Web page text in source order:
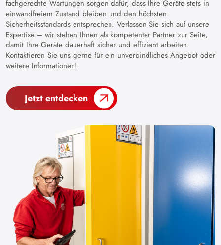
fachgerechte Wartungen sorgen dafür, dass Ihre Geräte stets in
einwandfreiem Zustand bleiben und den höchsten
Sicherheitsstandards entsprechen. Verlassen Sie sich auf unsere
Expertise – wir stehen Ihnen als kompetenter Partner zur Seite,
damit Ihre Geräte dauerhaft sicher und effizient arbeiten.
Kontaktieren Sie uns gerne für ein unverbindliches Angebot oder
weitere Informationen!
Jetzt entdecken